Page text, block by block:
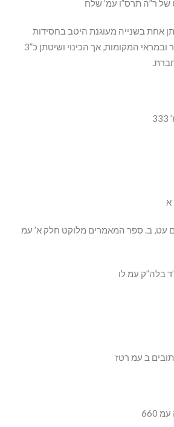
אחת בשנייה מעוגנת היטב בחסידות
ומוצגת בהמשך המאמר ובמראי המקומות, אך הכינוי ושיטתן כ”3
עט, ב. ספר המאמרים מלוקט חלק א’ עמ